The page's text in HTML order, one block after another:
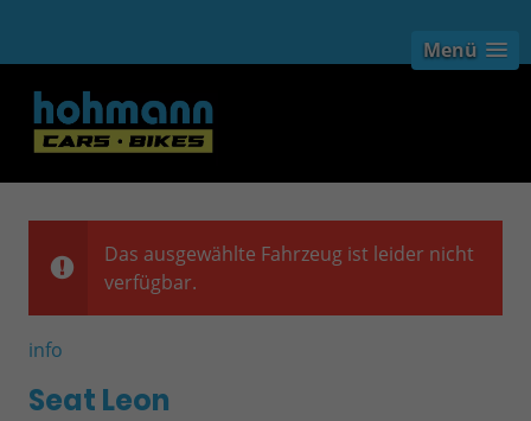
Menü
Das ausgewählte Fahrzeug ist leider nicht
verfügbar.
info
Seat Leon